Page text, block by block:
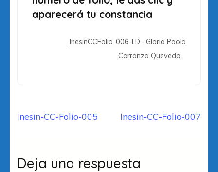
aparecerá tu constancia
InesinCCFolio-006-LD.- Gloria Paola
Carranza Quevedo
Navegación
Inesin-CC-Folio-005 Inesin-CC-Folio-007
Deja una respuesta